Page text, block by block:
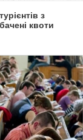
з
квоти